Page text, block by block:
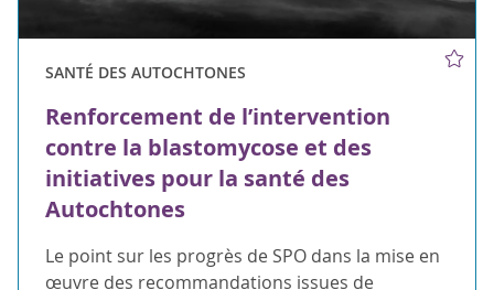
SANTÉ DES AUTOCHTONES
Renforcement de l’intervention
contre la blastomycose et des
initiatives pour la santé des
Autochtones
Le point sur les progrès de SPO dans la mise en
œuvre des recommandations issues de